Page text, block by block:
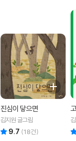
진심이 닿으면
김지원 글그림
9.7 (18건)